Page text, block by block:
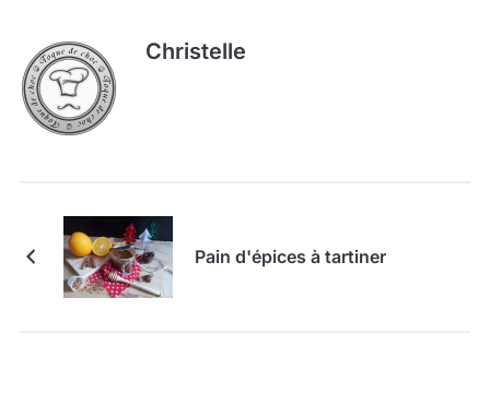
Christelle
Pain d'épices à tartiner